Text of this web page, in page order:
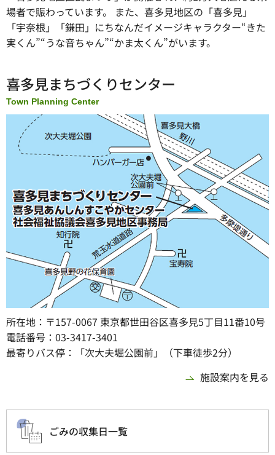
場者で賑わっています。 また、喜多見地区の「喜多見」
「宇奈根」「鎌田」にちなんだイメージキャラクター“きた
実くん”“うな音ちゃん”“かま太くん”がいます。
喜多見まちづくりセンター
Town Planning Center
所在地：〒157-0067 東京都世田谷区喜多見5丁目11番10号
電話番号：03-3417-3401
最寄りバス停：「次大夫堀公園前」（下車徒歩2分）
施設案内を見る
ごみの収集日一覧